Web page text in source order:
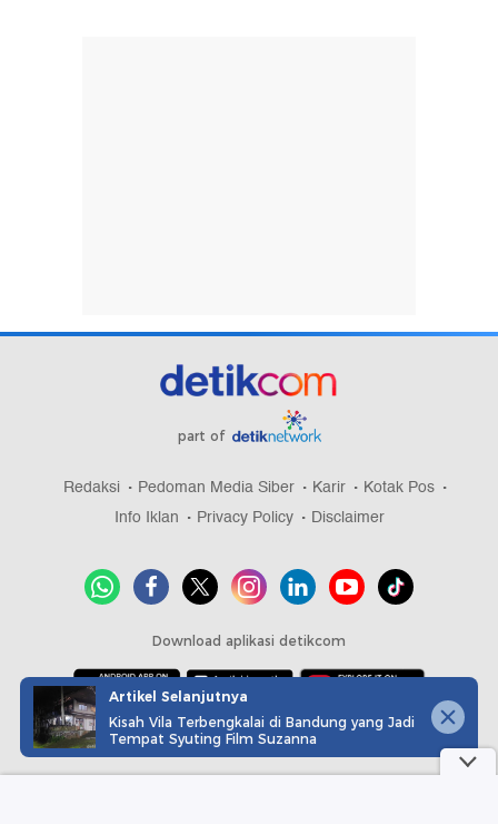
part of
Redaksi Pedoman Media Siber Karir
Kotak Pos
Info Iklan
Privacy Policy Disclaimer
Download aplikasi detikcom
Copyright @ 2026 detikcom, All right reserved
Artikel Selanjutnya
Kisah Vila Terbengkalai di Bandung yang Jadi
Tempat Syuting Film Suzanna